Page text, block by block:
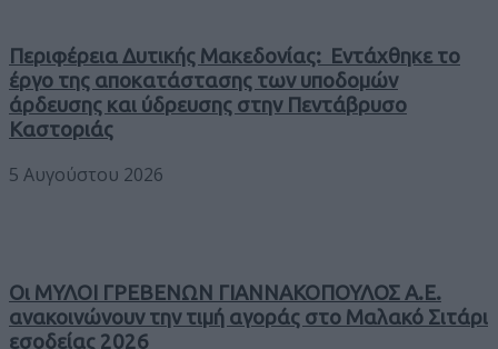
Περιφέρεια Δυτικής Μακεδονίας: Εντάχθηκε το
έργο της αποκατάστασης των υποδομών
άρδευσης και ύδρευσης στην Πεντάβρυσο
Καστοριάς
5 Αυγούστου 2026
Οι ΜΥΛΟΙ ΓΡΕΒΕΝΩΝ ΓΙΑΝΝΑΚΟΠΟΥΛΟΣ Α.Ε.
ανακοινώνουν την τιμή αγοράς στο Μαλακό Σιτάρι
εσοδείας 2026